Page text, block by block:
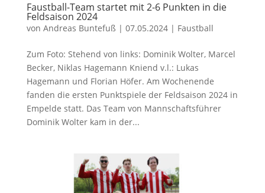
Faustball-Team startet mit 2-6 Punkten in die
Feldsaison 2024
von Andreas Buntefuß | 07.05.2024| Faustball
Zum Foto: Stehend von links: Dominik Wolter, Marcel
Becker, Niklas Hagemann Kniend v.l.: Lukas
Hagemann und Florian Höfer. Am Wochenende
fanden die ersten Punktspiele der Feldsaison 2024 in
Empelde statt. Das Team von Mannschaftsführer
Dominik Wolter kam in der...